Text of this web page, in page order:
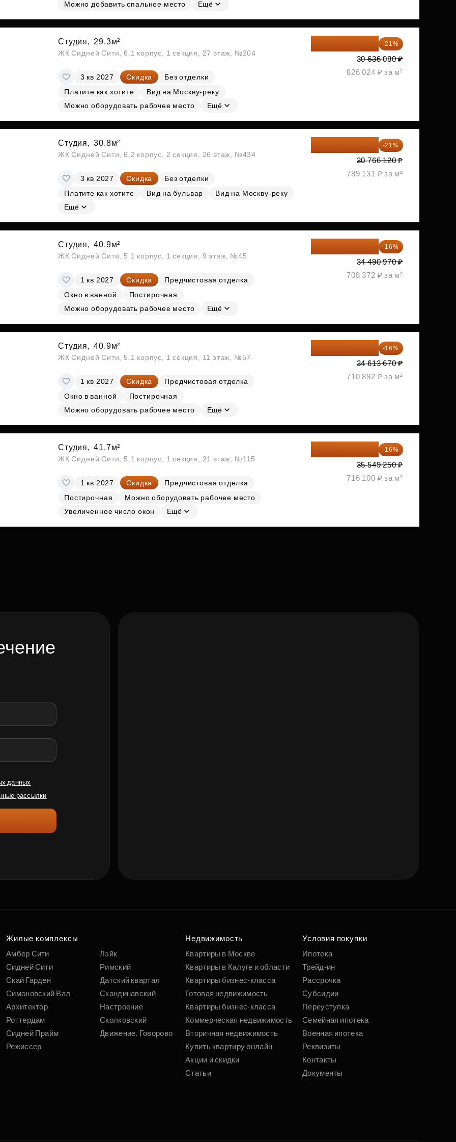
СубсидииМожно добавить спальное место
Ещё
Студия, 29.3м²
ЖК Сидней Сити, 6.1 корпус, 1 секция, 27 этаж, №204
3 кв 2027 Скидка
Без отделки
Платите как хотите
Вид на Москву-реку
Можно оборудовать рабочее место
Ещё
-21%
30 636 080 ₽
826 024 ₽ за м²
Студия, 30.8м²
ЖК Сидней Сити, 6.2 корпус, 2 секция, 26 этаж, №434
3 кв 2027 Скидка
Без отделки
Платите как хотите
Вид на бульвар
Вид на Москву-реку
Ещё
-21%
30 766 120 ₽
789 131 ₽ за м²
Студия, 40.9м²
ЖК Сидней Сити, 5.1 корпус, 1 секция, 9 этаж, №45
1 кв 2027 Скидка
Предчистовая отделка
Окно в ванной
Постирочная
Можно оборудовать рабочее место
Ещё
-16%
34 490 970 ₽
708 372 ₽ за м²
Студия, 40.9м²
ЖК Сидней Сити, 5.1 корпус, 1 секция, 11 этаж, №57
1 кв 2027 Скидка
Предчистовая отделка
Окно в ванной
Постирочная
Можно оборудовать рабочее место
Ещё
-16%
34 613 670 ₽
710 892 ₽ за м²
Студия, 41.7м²
ЖК Сидней Сити, 5.1 корпус, 1 секция, 21 этаж, №115
1 кв 2027 Скидка
Предчистовая отделка
Постирочная
Можно оборудовать рабочее место
Увеличенное число окон
Ещё
-16%
35 549 250 ₽
716 100 ₽ за м²
данных
рассылки
Жилые комплексы
Амбер Сити
Сидней Сити
Скай Гарден
Симоновский Вал
Архитектор
Роттердам
Сидней Прайм
Режиссер
Лэйк
Римский
Датский квартал
Скандинавский
Настроение
Сколковский
Движение. Говорово
Недвижимость
Квартиры в Москве
Квартиры в Калуге и области
Квартиры бизнес-класса
Готовая недвижимость
Квартиры бизнес-класса
Коммерческая недвижимость
Вторичная недвижимость
Купить квартиру онлайн
Акции и скидки
Статьи
Условия покупки
Ипотека
Трейд-ин
Рассрочка
Субсидии
Переуступка
Семейная ипотека
Военная ипотека
Реквизиты
Контакты
Документы